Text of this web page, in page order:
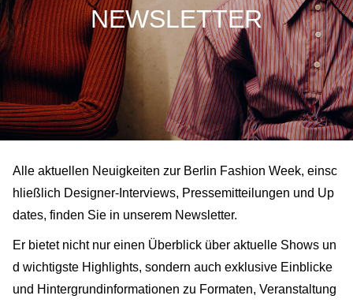
NEWSLETTER
Alle aktuellen Neuigkeiten zur Berlin Fashion Week, einsc
hließlich Designer-Interviews, Pressemitteilungen und Up
dates, finden Sie in unserem Newsletter.
Er bietet nicht nur einen Überblick über aktuelle Shows un
d wichtigste Highlights, sondern auch exklusive Einblicke
und Hintergrundinformationen zu Formaten, Veranstaltung